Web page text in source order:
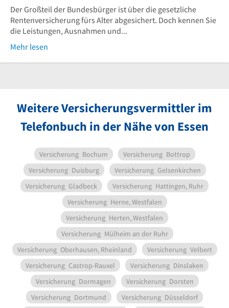
Der Großteil der Bundesbürger ist über die gesetzliche
Rentenversicherung fürs Alter abgesichert. Doch kennen Sie
die Leistungen, Ausnahmen und...
Mehr lesen
Weitere Versicherungsvermittler im
Telefonbuch in der Nähe von Essen
Versicherung Bochum Versicherung Bottrop
Versicherung Duisburg Versicherung Gelsenkirchen
Versicherung Gladbeck Versicherung Hattingen, Ruhr
Versicherung Herne, Westfalen
Versicherung Herten, Westfalen
Versicherung Mülheim an der Ruhr
Versicherung Oberhausen, Rheinland Versicherung Velbert
Versicherung Castrop-Rauxel Versicherung Dinslaken
Versicherung Dormagen Versicherung Dorsten
Versicherung Dortmund Versicherung Düsseldorf